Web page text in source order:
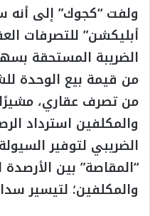
ولفت “كجوك” إلى أنه
أبليكشن” للتصرفات
من قيمة بيع الوحدة
من تصرف عقاري،
والمكلفين استرداد
الضريبي لتوفير
“المقاصة” بين الأرصدة
والمكلفين؛ لتيسير